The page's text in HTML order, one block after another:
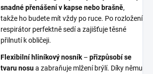
snadné přenášení v kapse nebo brašně,
takže ho budete mít vždy po ruce. Po rozložení
respirátor perfektně sedí a zajišťuje těsné
přilnutí k obličeji.
Flexibilní hliníkový nosník – přizpůsobí se
tvaru nosua zabraňuje mlžení brýlí. Díky němu